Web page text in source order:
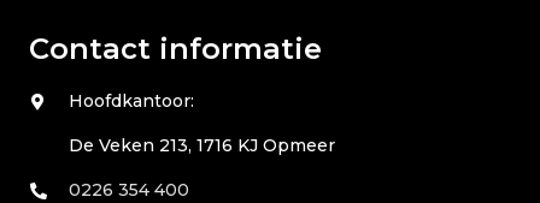
Contact informatie
Hoofdkantoor:
De Veken 213, 1716 KJ Opmeer
0226 354 400